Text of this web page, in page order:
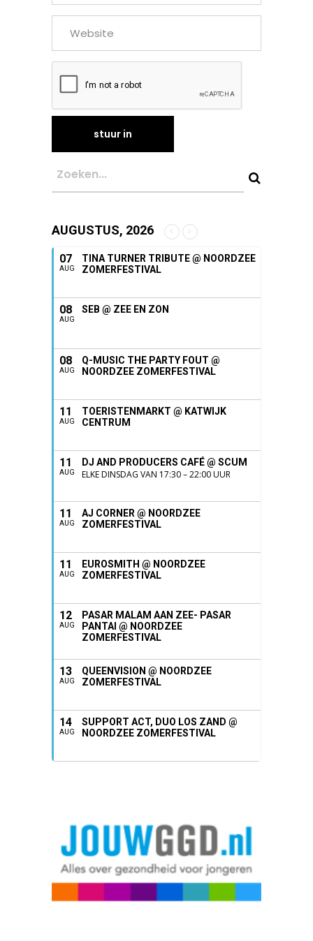
AUGUSTUS, 2026
07
AUG
TINA TURNER TRIBUTE @ NOORDZEE
ZOMERFESTIVAL
08
AUG
SEB @ ZEE EN ZON
08
AUG
Q-MUSIC THE PARTY FOUT @
NOORDZEE ZOMERFESTIVAL
11
AUG
TOERISTENMARKT @ KATWIJK
CENTRUM
11
AUG
DJ AND PRODUCERS CAFÉ @ SCUM
ELKE DINSDAG VAN 17:30 – 22:00 UUR
11
AUG
AJ CORNER @ NOORDZEE
ZOMERFESTIVAL
11
AUG
EUROSMITH @ NOORDZEE
ZOMERFESTIVAL
12
AUG
PASAR MALAM AAN ZEE- PASAR
PANTAI @ NOORDZEE
ZOMERFESTIVAL
13
AUG
QUEENVISION @ NOORDZEE
ZOMERFESTIVAL
14
AUG
SUPPORT ACT, DUO LOS ZAND @
NOORDZEE ZOMERFESTIVAL